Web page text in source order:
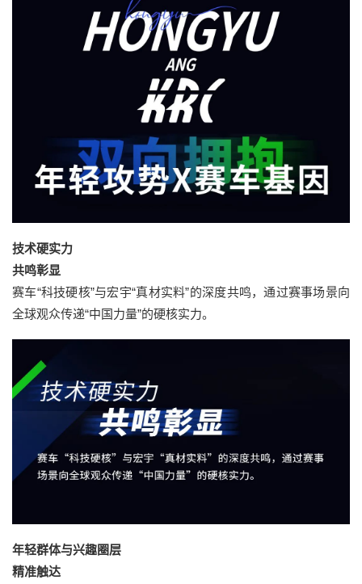
技术硬实力
共鸣彰显
赛车“科技硬核”与宏宇“真材实料”的深度共鸣，通过赛事场景向
全球观众传递“中国力量”的硬核实力。
年轻群体与兴趣圈层
精准触达